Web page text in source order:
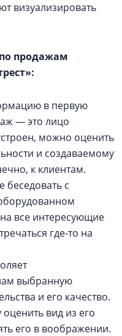
визуализировать
продажам
в первую
— это лицо
можно оценить
и создаваемому
к клиентам.
беседовать с
все интересующие
где-то на
выбранную
и его качество.
вид из его
его в воображении.